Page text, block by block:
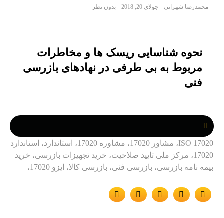
محمدرضا شهرانی جولای 20, 2018 بدون نظر
نحوه شناسایی ریسک ها و مخاطرات
مربوط به بی طرفی در نهادهای بازرسی
فنی
ISO 17020، مشاور 17020، مشاوره 17020، استاندارد، استاندارد
17020، مرکز ملی تایید صلاحیت، خرید تجهیزات بازرسی، خرید
بیمه نامه بازرسی، بازرسی فنی، بازرسی کالا، ایزو 17020،